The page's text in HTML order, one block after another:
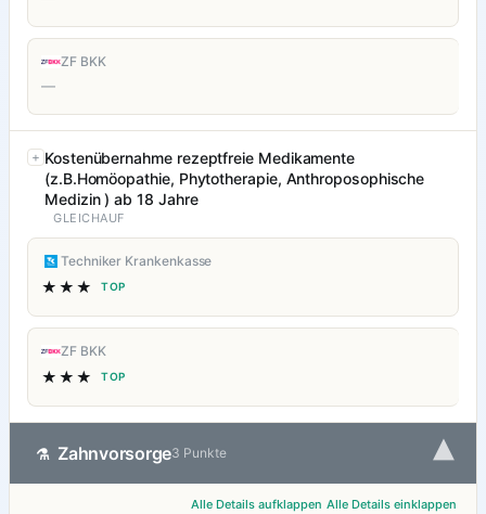
ZF BKK
—
Kostenübernahme rezeptfreie Medikamente
(z.B.Homöopathie, Phytotherapie, Anthroposophische
Medizin ) ab 18 Jahre
GLEICHAUF
Techniker Krankenkasse
★★★ TOP
ZF BKK
★★★ TOP
⚗ Zahnvorsorge3 Punkte ▾
Alle Details aufklappen Alle Details einklappen